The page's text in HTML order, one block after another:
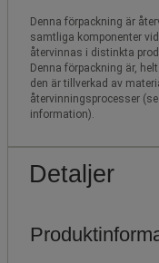
Denna förpackning är
samtliga komponenter
återvinnas i distinkta
Denna förpackning är,
den är tillverkad av
återvinningsprocesser
information).
Detaljer